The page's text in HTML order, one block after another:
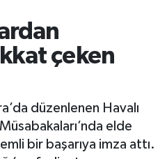
çeken
düzenlenen Havalı
elde
bir başarıya imza attı.
Haritası